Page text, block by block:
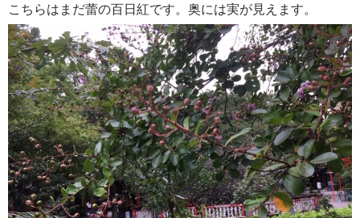
こちらはまだ蕾の百日紅です。奥には実が見えます。